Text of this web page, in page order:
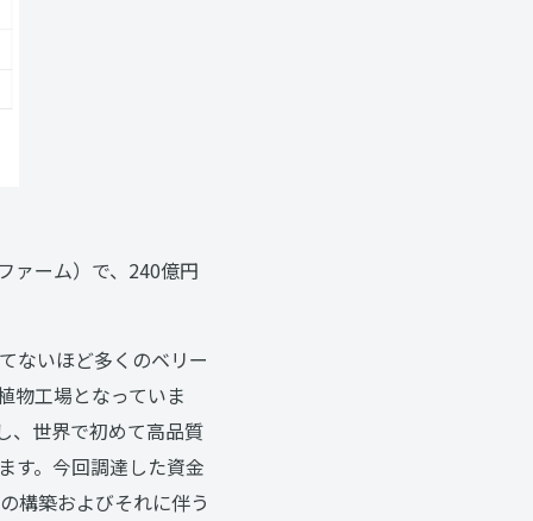
ァーム）で、240億円
ないほど多くのベリー
物工場となっていま
、世界で初めて高品質
す。今回調達した資金
構築およびそれに伴う